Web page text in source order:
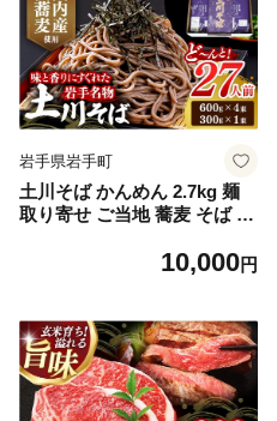
岩手県岩手町
土川そば かんめん 2.7kg 麺
取り寄せ ご当地 蕎麦 そば 27
利 乾麺 保存食 常温 保管 人
10,000円